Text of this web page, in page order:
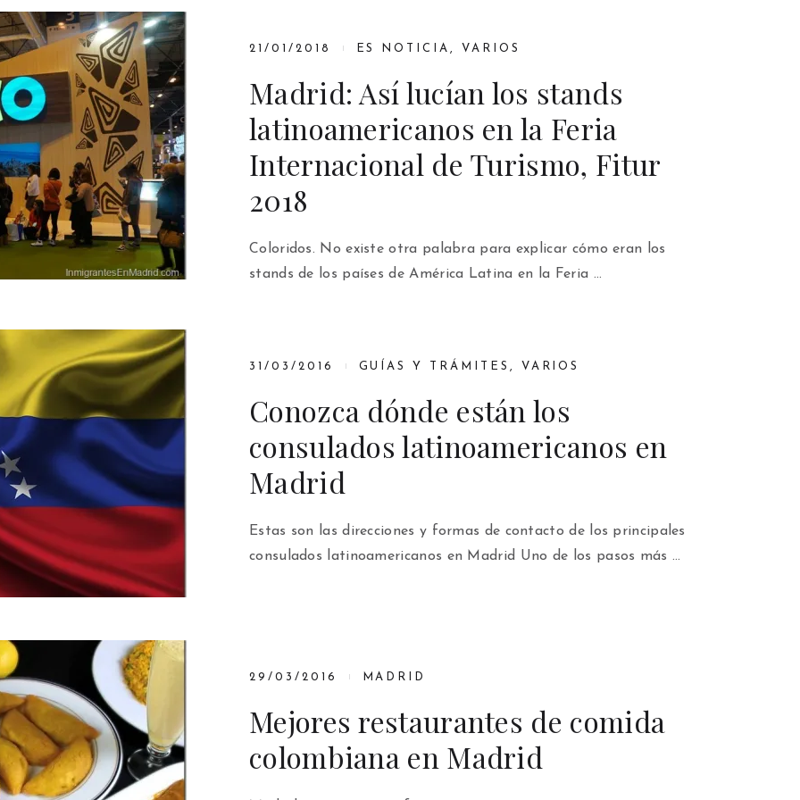
21/01/2018 ES NOTICIA, VARIOS
Madrid: Así lucían los stands
latinoamericanos en la Feria
Internacional de Turismo, Fitur
2018
Coloridos. No existe otra palabra para explicar cómo eran los
stands de los países de América Latina en la Feria …
31/03/2016 GUÍAS Y TRÁMITES , VARIOS
Conozca dónde están los
consulados latinoamericanos en
Madrid
Estas son las direcciones y formas de contacto de los principales
consulados latinoamericanos en Madrid Uno de los pasos más …
29/03/2016 MADRID
Mejores restaurantes de comida
colombiana en Madrid